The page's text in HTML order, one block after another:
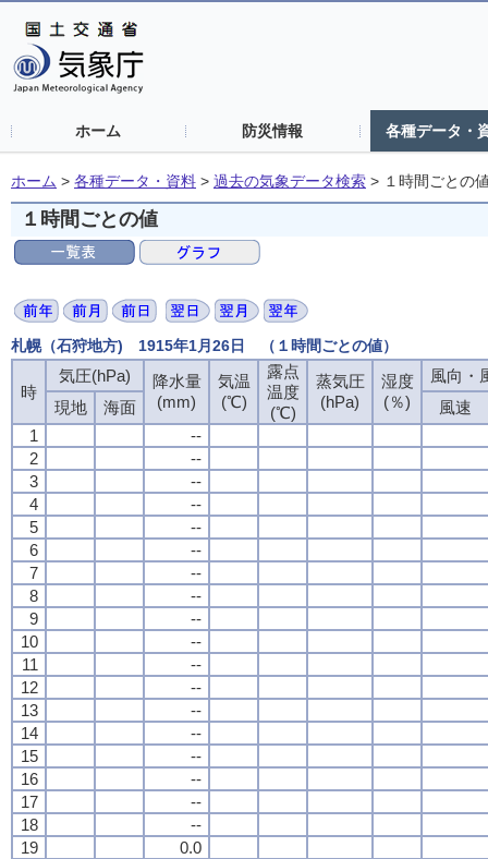
ホーム 防災情報 各種データ・
ホーム > 各種データ・資料 > 過去の気象データ検索 > １時間ごとの
１時間ごとの値
札幌（石狩地方) 1915年1月26日 （１時間ごとの値）
時
気圧(hPa)
降水量
(mm)
気温
(℃)
露点
温度
(℃)
蒸気圧
(hPa)
湿度
(％)
風向・
現地
海面
風速
1
--
2
--
3
--
4
--
5
--
6
--
7
--
8
--
9
--
10
--
11
--
12
--
13
--
14
--
15
--
16
--
17
--
18
--
19
0.0